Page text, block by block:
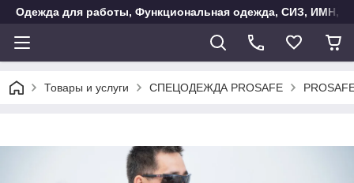
Одежда для работы, Функциональная одежда, СИЗ, ИМН,
Товары и услуги СПЕЦОДЕЖДА PROSAFE